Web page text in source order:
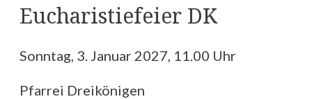
Eucharistiefeier DK
Sonntag, 3. Januar 2027, 11.00 Uhr
Pfarrei Dreikönigen